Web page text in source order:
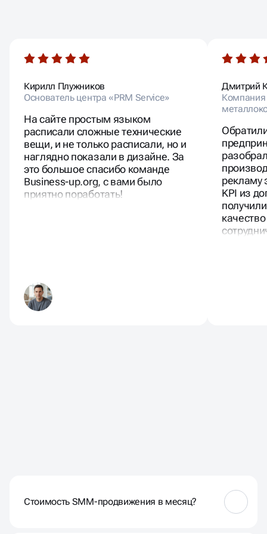
Кирилл Плужников
Основатель центра «PRM Service»
На сайте простым языком
расписали сложные технические
вещи, и не только расписали, но и
наглядно показали в дизайне. За
это большое спасибо команде
Business-up.org, с вами было
приятно поработать!
Дмитрий
Компания
рекламу
KPI из
Стоимость SMM-продвижения в месяц?